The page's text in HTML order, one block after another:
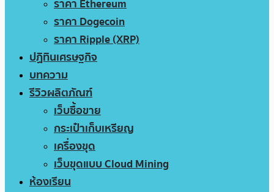
ราคา Ethereum
ราคา Dogecoin
ราคา Ripple (XRP)
ปฏิทินเศรษฐกิจ
บทความ
รีวิวผลิตภัณฑ์
เว็บซื้อขาย
กระเป๋าเก็บเหรียญ
เครื่องขุด
เว็บขุดแบบ Cloud Mining
ห้องเรียน